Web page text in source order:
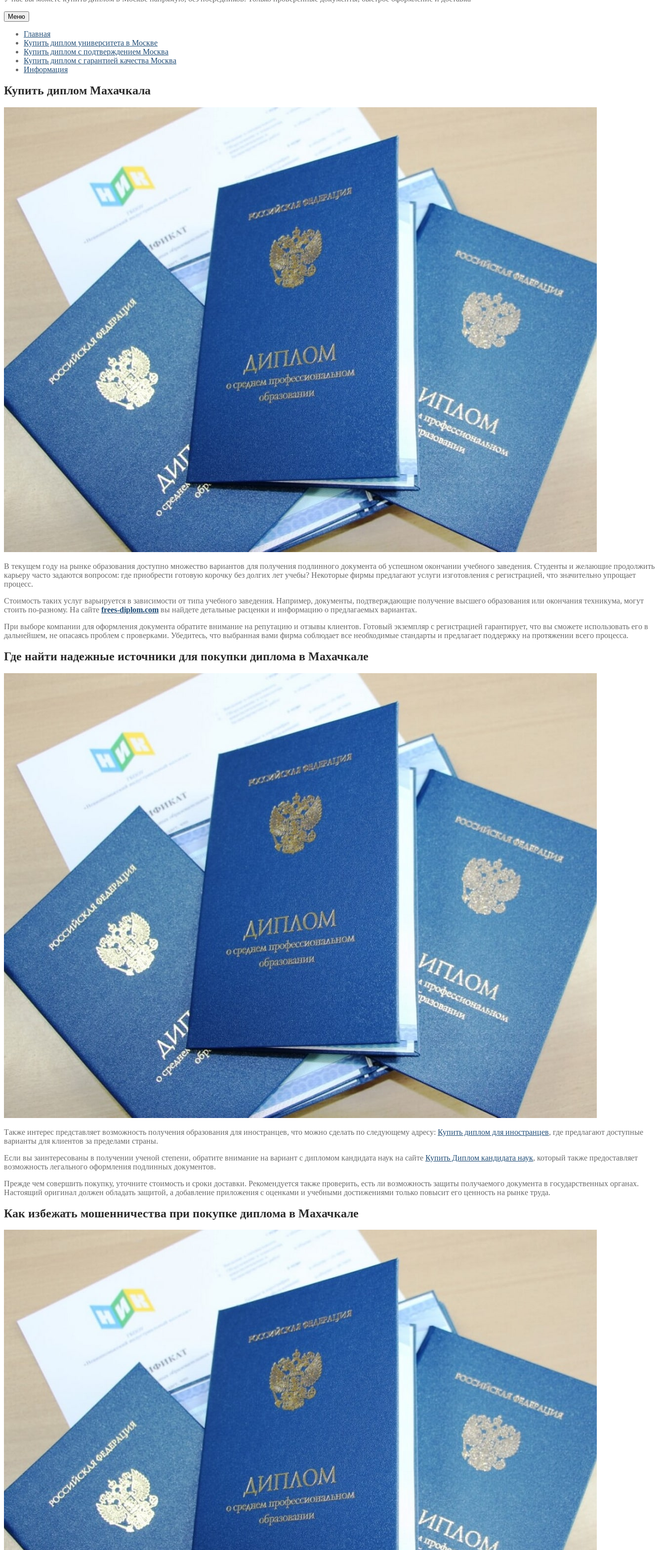
Меню
Главная
Купить диплом университета в Москве
Купить диплом с подтверждением Москва
Купить диплом с гарантией качества Москва
Информация
Купить диплом Махачкала
В текущем году на рынке образования доступно множество вариантов для получения подлинного документа об успешном окончании учебного заведения. Студенты и желающие продолжить
карьеру часто задаются вопросом: где приобрести готовую корочку без долгих лет учебы? Некоторые фирмы предлагают услуги изготовления с регистрацией, что значительно упрощает
процесс.
Стоимость таких услуг варьируется в зависимости от типа учебного заведения. Например, документы, подтверждающие получение высшего образования или окончания техникума, могут
стоить по-разному. На сайте frees-diplom.com вы найдете детальные расценки и информацию о предлагаемых вариантах.
При выборе компании для оформления документа обратите внимание на репутацию и отзывы клиентов. Готовый экземпляр с регистрацией гарантирует, что вы сможете использовать его в
дальнейшем, не опасаясь проблем с проверками. Убедитесь, что выбранная вами фирма соблюдает все необходимые стандарты и предлагает поддержку на протяжении всего процесса.
Где найти надежные источники для покупки диплома в Махачкале
Также интерес представляет возможность получения образования для иностранцев, что можно сделать по следующему адресу: Купить диплом для иностранцев, где предлагают доступные
варианты для клиентов за пределами страны.
Если вы заинтересованы в получении ученой степени, обратите внимание на вариант с дипломом кандидата наук на сайте Купить Диплом кандидата наук, который также предоставляет
возможность легального оформления подлинных документов.
Прежде чем совершить покупку, уточните стоимость и сроки доставки. Рекомендуется также проверить, есть ли возможность защиты получаемого документа в государственных органах.
Настоящий оригинал должен обладать защитой, а добавление приложения с оценками и учебными достижениями только повысит его ценность на рынке труда.
Как избежать мошенничества при покупке диплома в Махачкале